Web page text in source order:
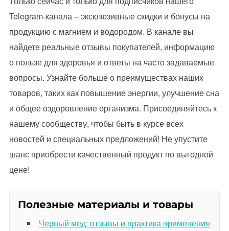
Telegram-канала – эксклюзивные скидки и бонусы на
продукцию с магнием и водородом. В канале вы
найдете реальные отзывы покупателей, информацию
о пользе для здоровья и ответы на часто задаваемые
вопросы. Узнайте больше о преимуществах наших
товаров, таких как повышение энергии, улучшение сна
и общее оздоровление организма. Присоединяйтесь к
нашему сообществу, чтобы быть в курсе всех
новостей и специальных предложений! Не упустите
шанс приобрести качественный продукт по выгодной
цене!
Полезные материалы и товары
Черный мед: отзывы и практика применения